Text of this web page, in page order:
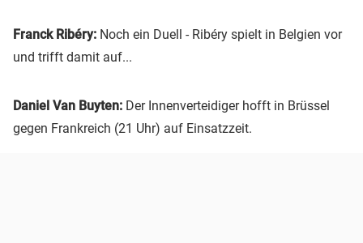
Franck Ribéry: Noch ein Duell - Ribéry spielt in Belgien vor
und trifft damit auf...
Daniel Van Buyten: Der Innenverteidiger hofft in Brüssel
gegen Frankreich (21 Uhr) auf Einsatzzeit.